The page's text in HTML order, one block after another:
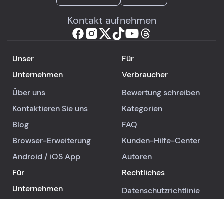
Kontakt aufnehmen
Unser
Unternehmen
Über uns
Kontaktieren Sie uns
Blog
Browser-Erweiterung
Android / iOSApp
Für
Verbraucher
Bewertung schreiben
Kategorien
FAQ
Kunden-Hilfe-Center
Autoren
Für
Unternehmen
Rechtliches
Datenschutzrichtlinie